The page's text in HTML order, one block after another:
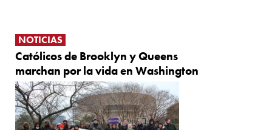
NOTICIAS
Católicos de Brooklyn y Queens
marchan por la vida en Washington